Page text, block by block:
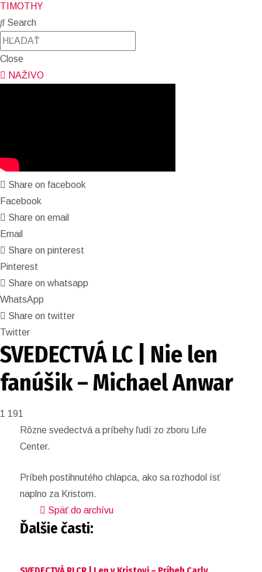
TIMOTHY
Search
Close
NAŽIVO
Share on facebook
Facebook
Share on email
Email
Share on pinterest
Pinterest
Share on whatsapp
WhatsApp
Share on twitter
Twitter
SVEDECTVÁ LC | Nie len
fanúšik – Michael Anwar
1 191
Rôzne svedectvá a príbehy ľudí zo zboru Life
Center.
Príbeh postihnutého chlapca, ako sa rozhodol ísť
naplno za Kristom.
Späť do archívu
Ďalšie časti: